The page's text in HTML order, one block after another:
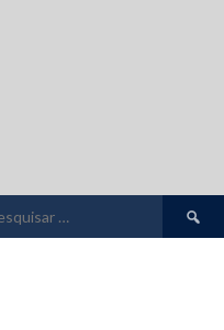
por: